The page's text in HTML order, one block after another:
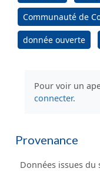
Communauté de
donnée ouverte
Pour voir un
connecter.
Provenance
Données issues du